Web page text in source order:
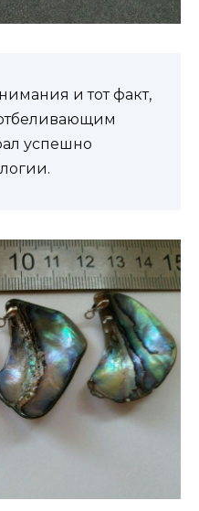
и тот факт,
успешно